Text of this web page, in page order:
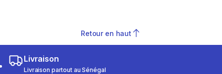
Retour en haut
Livraison
Livraison partout au Sénégal